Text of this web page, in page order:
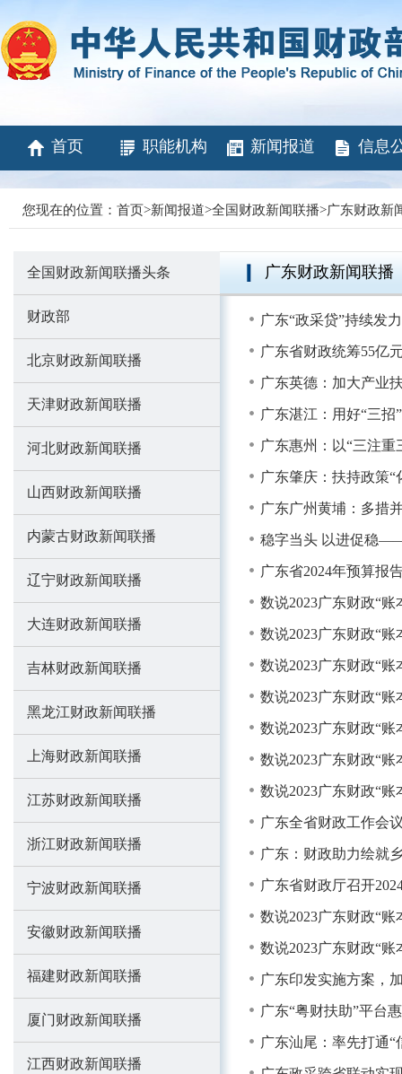
首页 职能机构 新闻报道 信息
您现在的位置： 首页>新闻报道>全国财政新闻联播>广东财政新
全国财政新闻联播头条
财政部
北京财政新闻联播
天津财政新闻联播
河北财政新闻联播
山西财政新闻联播
内蒙古财政新闻联播
辽宁财政新闻联播
大连财政新闻联播
吉林财政新闻联播
黑龙江财政新闻联播
上海财政新闻联播
江苏财政新闻联播
浙江财政新闻联播
宁波财政新闻联播
安徽财政新闻联播
福建财政新闻联播
厦门财政新闻联播
江西财政新闻联播
广东财政新闻联播
广东“政采贷”持续发
广东省财政统筹55亿
广东英德：加大产业
广东湛江：用好“三招
广东惠州：以“三注
广东肇庆：扶持政策“
广东广州黄埔：多措
稳字当头 以进促稳
广东省2024年预算报
数说2023广东财政“
数说2023广东财政“
数说2023广东财政“
数说2023广东财政“
数说2023广东财政“
数说2023广东财政“
数说2023广东财政“
广东全省财政工作会
广东：财政助力绘就
广东省财政厅召开
数说2023广东财政“
数说2023广东财政“账
广东印发实施方案，
广东“粤财扶助”平台
广东汕尾：率先打通